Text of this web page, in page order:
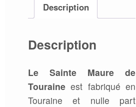
Description
Description
Le Sainte Maure de
Touraine est fabriqué en
Touraine et nulle part